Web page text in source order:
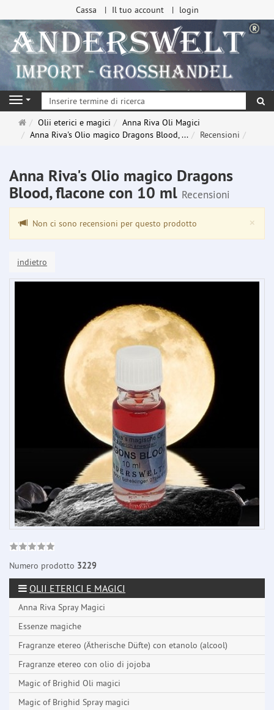
Cassa Il tuo account login
Navigation
Pagina
principale
Olii eterici e magici
Anna Riva Oli Magici
Anna Riva's Olio magico Dragons Blood, ...
Recensioni
Anna Riva's Olio magico Dragons
Blood, flacone con 10 ml Recensioni
×
Non ci sono recensioni per questo prodotto
indietro
Numero prodotto 3229
OLII ETERICI E MAGICI
Anna Riva Spray Magici
Essenze magiche
Fragranze etereo (Ätherische Düfte) con etanolo (alcool)
Fragranze etereo con olio di jojoba
Magic of Brighid Oli magici
Magic of Brighid Spray magici